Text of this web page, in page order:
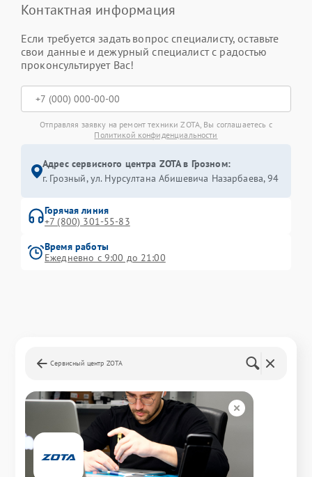
Контактная информация
Если требуется задать вопрос специалисту, оставьте
свои данные и дежурный специалист с радостью
проконсультирует Вас!
Отправляя заявку на ремонт техники ZOTA, Вы соглашаетесь с
Политикой конфиденциальности
Адрес сервисного центра ZOTA в Грозном:
г. Грозный, ул. Нурсултана Абишевича Назарбаева, 94
Горячая линия
+7 (800) 301-55-83
Время работы
Ежедневно с 9:00 до 21:00
Сервисный центр ZOTA